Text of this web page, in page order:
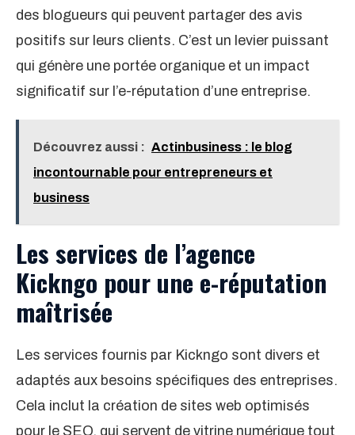
des blogueurs qui peuvent partager des avis
positifs sur leurs clients. C’est un levier puissant
qui génère une portée organique et un impact
significatif sur l’e-réputation d’une entreprise.
Découvrez aussi : Actinbusiness : le blog
incontournable pour entrepreneurs et
business
Les services de l’agence
Kickngo pour une e-réputation
maîtrisée
Les services fournis par Kickngo sont divers et
adaptés aux besoins spécifiques des entreprises.
Cela inclut la création de sites web optimisés
pour le SEO, qui servent de vitrine numérique tout